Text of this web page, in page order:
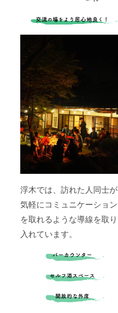
浮木では、訪れた人同士が
気軽にコミュニケーション
を取れるような導線を取り
入れています。